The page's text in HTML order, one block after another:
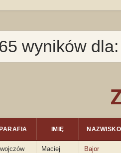
wyników
PARAFIA IMIĘ NAZWISKO
Maciej Bajor